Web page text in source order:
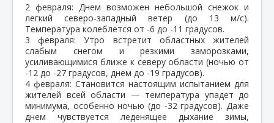
2 февраля: Днем возможен небольшой снежок и
легкий северо-западный ветер (до 13 м/с).
Температура колеблется от -6 до -11 градусов.
3 февраля: Утро встретит областных жителей
слабым снегом и резкими заморозками,
усиливающимися ближе к северу области (ночью от
-12 до -27 градусов, днем до -19 градусов).
4 февраля: Становится настоящим испытанием для
жителей всей области — температура упадет до
минимума, особенно ночью (до -32 градусов). Даже
днем чувствуется леденящее дыхание зимы,